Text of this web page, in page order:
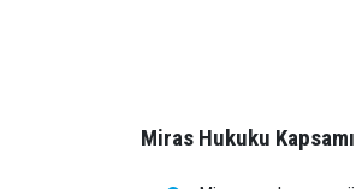
Miras Hukuku